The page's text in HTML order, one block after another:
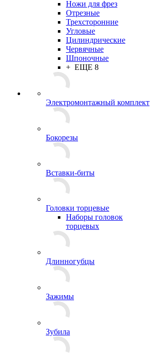
Ножи для фрез
Отрезные
Трехсторонние
Угловые
Цилиндрические
Червячные
Шпоночные
+ ЕЩЕ 8
Электромонтажный комплект
Бокорезы
Вставки-биты
Головки торцевые
Наборы головок
торцевых
Длинногубцы
Зажимы
Зубила